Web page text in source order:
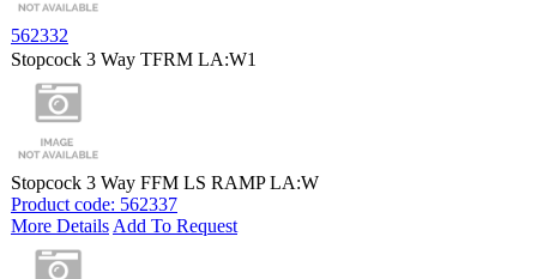
562332
Stopcock 3 Way TFRM LA:W1
Stopcock 3 Way FFM LS RAMP LA:W
Product code: 562337
More Details Add To Request